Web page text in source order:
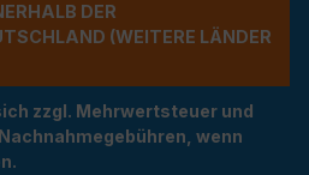
DER BU
(WEITERE LÄNDER NU
zzgl. Mehrwertsteuer und
wenn